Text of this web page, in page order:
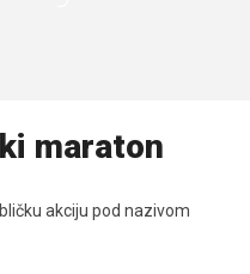
maraton
akciju pod nazivom